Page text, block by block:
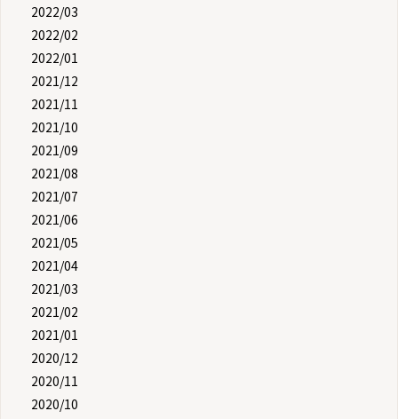
2022/03
2022/02
2022/01
2021/12
2021/11
2021/10
2021/09
2021/08
2021/07
2021/06
2021/05
2021/04
2021/03
2021/02
2021/01
2020/12
2020/11
2020/10